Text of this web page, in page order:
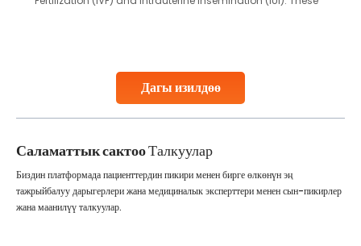
Дагы изилдөө
collected, they process the
Саламаттык сактооТалкуулар
Биздин платформада пациенттердин пикири менен бирге өлкөнүн эң
тажрыйбалуу дарыгерлери жана медициналык эксперттери менен сын-пикирлер
жана маанилүү талкуулар.